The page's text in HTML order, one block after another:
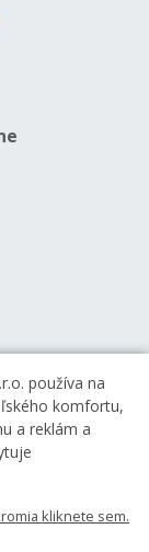
používa na
komfortu,
a reklám a
kliknete sem.